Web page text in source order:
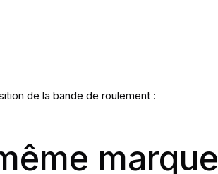
de la bande de roulement :
marque